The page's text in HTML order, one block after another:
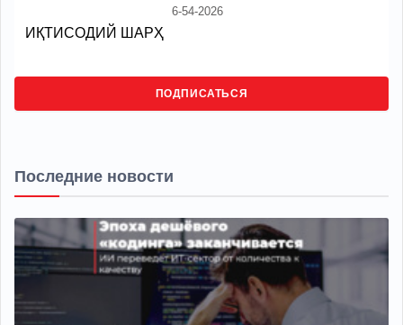
6-54-2026
ИҚТИСОДИЙ ШАРҲ
ПОДПИСАТЬСЯ
Последние новости